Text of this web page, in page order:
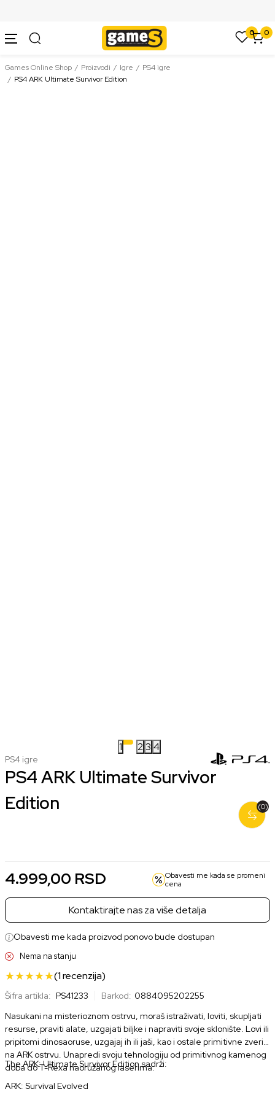
0 0
Games Online Shop Proizvodi Igre
PS4 igre
PS4 ARK Ultimate Survivor Edition
1 23 4
PS4 igre
PS4 ARK Ultimate Survivor
Edition
4.999,00 RSD
Obavesti me kada se promeni
cena
Kontaktirajte nas za više detalja
Obavesti me kada proizvod ponovo bude dostupan
Nema na stanju
(1recenzija)
Šifra artikla: PS41233 Barkod: 0884095202255
Nasukani na misterioznom ostrvu, moraš istraživati, loviti, skupljati
resurse, praviti alate, uzgajati biljke i napraviti svoje sklonište. Lovi ili
pripitomi dinosaoruse, uzgajaj ih ili jaši, kao i ostale primitivne zveri
na ARK ostrvu. Unapredi svoju tehnologiju od primitivnog kamenog
doba do T-Rexa naoružanog laserima.
The ARK: Ultimate Survivor Edition sadrži:
ARK: Survival Evolved
(0)